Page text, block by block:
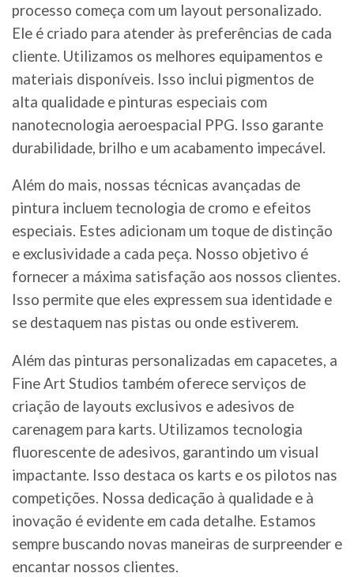
processo começa com um layout personalizado.
Ele é criado para atender às preferências de cada
cliente. Utilizamos os melhores equipamentos e
materiais disponíveis. Isso inclui pigmentos de
alta qualidade e pinturas especiais com
nanotecnologia aeroespacial PPG. Isso garante
durabilidade, brilho e um acabamento impecável.
Além do mais, nossas técnicas avançadas de
pintura incluem tecnologia de cromo e efeitos
especiais. Estes adicionam um toque de distinção
e exclusividade a cada peça. Nosso objetivo é
fornecer a máxima satisfação aos nossos clientes.
Isso permite que eles expressem sua identidade e
se destaquem nas pistas ou onde estiverem.
Além das pinturas personalizadas em capacetes, a
Fine Art Studios também oferece serviços de
criação de layouts exclusivos e adesivos de
carenagem para karts. Utilizamos tecnologia
fluorescente de adesivos, garantindo um visual
impactante. Isso destaca os karts e os pilotos nas
competições. Nossa dedicação à qualidade e à
inovação é evidente em cada detalhe. Estamos
sempre buscando novas maneiras de surpreender e
encantar nossos clientes.